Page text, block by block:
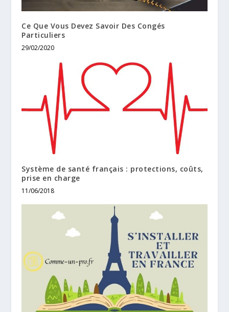
Ce Que Vous Devez Savoir Des Congés
Particuliers
29/02/2020
Système de santé français : protections, coûts,
prise en charge
11/06/2018